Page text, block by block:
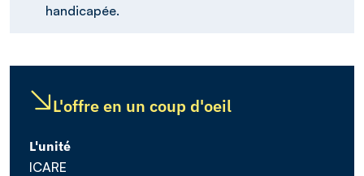
handicapée.
L'offre en un coup d'oeil
L'unité
ICARE